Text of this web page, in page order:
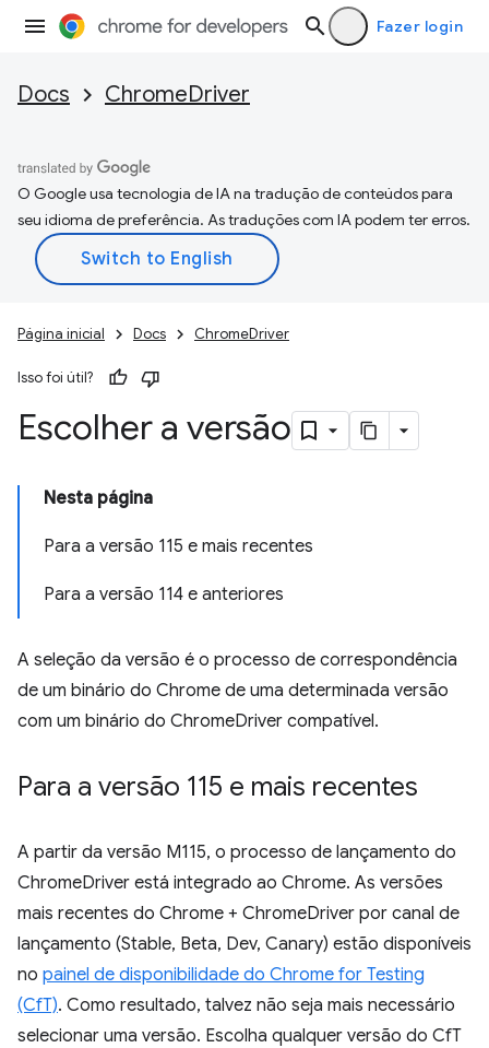
Fazer login
Docs ChromeDriver
O Google usa tecnologia de IA na tradução de conteúdos para
seu idioma de preferência. As traduções com IA podem ter erros.
Página inicial Docs ChromeDriver
Isso foi útil?
Escolher a versão
Nesta página
Para a versão 115 e mais recentes
Para a versão 114 e anteriores
A seleção da versão é o processo de correspondência
de um binário do Chrome de uma determinada versão
com um binário do ChromeDriver compatível.
Para a versão 115 e mais recentes
A partir da versão M115, o processo de lançamento do
ChromeDriver está integrado ao Chrome. As versões
mais recentes do Chrome + ChromeDriver por canal de
lançamento (Stable, Beta, Dev, Canary) estão disponíveis
no painel de disponibilidade do Chrome for Testing
(CfT). Como resultado, talvez não seja mais necessário
selecionar uma versão. Escolha qualquer versão do CfT